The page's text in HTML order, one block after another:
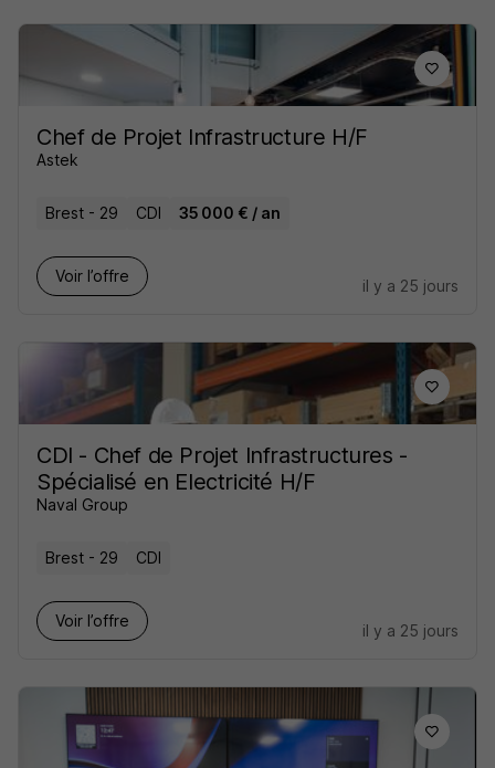
Chef de Projet Infrastructure H/F
Astek
Brest - 29 CDI 35 000 € / an
Voir l’offre
il y a 25 jours
CDI - Chef de Projet Infrastructures -
Spécialisé en Electricité H/F
Naval Group
Brest - 29 CDI
Voir l’offre
il y a 25 jours